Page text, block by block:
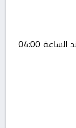
يستضيف اليوم 2026-01-25 لقاءً مرتقبًا يجمع بين جنوى و بولونيا ضمن منافسات بطولة إيطاليا, الدوري الإيطالي، وذلك عند الساعة 04:00